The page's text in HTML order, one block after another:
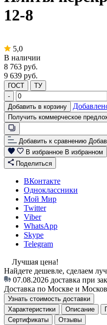
12-8
5,0
В наличии
8 763 руб.
9 639 руб.
ГОСТ
ТУ
-
Добавить в корзину
Получить коммерческое
Добавить к сравнению
В избранное В избранном
Поделиться
ВКонтакте
Одноклассники
Мой Мир
Twitter
Viber
WhatsApp
Skype
Telegram
Лучшая цена!
Найдете дешевле, сделаем
07.08.2026 доставка при
Доставка по Москве и
Узнать стоимость доставки
Характеристики
Описание
Сертификаты
Отзывы